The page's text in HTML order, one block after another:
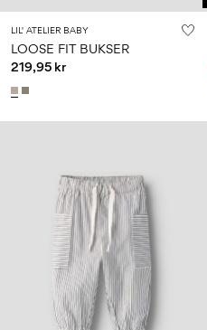
LIL' ATELIER BABY
LOOSE FIT BUKSER
219,95 kr